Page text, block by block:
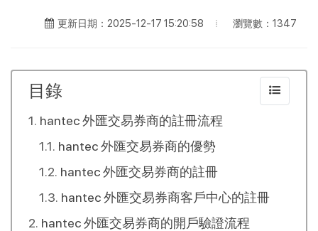
更新日期：2025-12-17 15:20:58 瀏覽數：1347
目錄
hantec 外匯交易券商的註冊流程
hantec 外匯交易券商的優勢
hantec 外匯交易券商的註冊
hantec 外匯交易券商客戶中心的註冊
hantec 外匯交易券商的開戶驗證流程